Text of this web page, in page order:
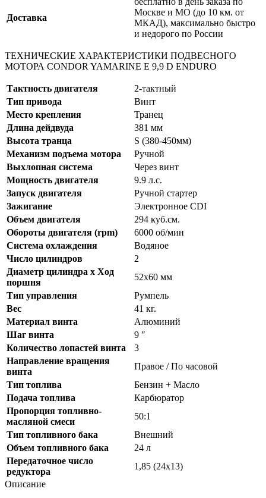
Доставка
Москве и МО (до 10 км. от
МКАД), максимально быстро
и недорого по России
ТЕХНИЧЕСКИЕ ХАРАКТЕРИСТИКИ ПОДВЕСНОГО
МОТОРА CONDOR YAMARINE E 9,9 D ENDURO
Тактность двигателя
2-тактный
Тип привода
Винт
Место крепления
Транец
Длина дейдвуда
381 мм
Высота транца
S (380-450мм)
Механизм подъема мотора
Ручной
Выхлопная система
Через винт
Мощность двигателя
9.9 л.с.
Запуск двигателя
Ручной стартер
Зажигание
Электронное CDI
Объем двигателя
294 куб.см.
Обороты двигателя (rpm)
6000 об/мин
Система охлаждения
Водяное
Число цилиндров
2
Диаметр цилиндра x Ход
поршня
52х60 мм
Тип управления
Румпель
Вес
41 кг.
Материал винта
Алюминий
Шаг винта
9 ″
Количество лопастей винта
3
Направление вращения
винта
Правое / По часовой
Тип топлива
Бензин + Масло
Подача топлива
Карбюратор
Пропорция топливно-
масляной смеси
50:1
Тип топливного бака
Внешний
Объем топливного бака
24 л
Передаточное число
редуктора
1,85 (24х13)
Описание